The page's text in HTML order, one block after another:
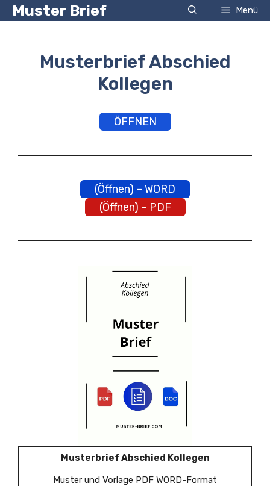
Zum
InhaltMuster Brief Menü
Musterbrief Abschied
Kollegen
ÖFFNEN
(Öffnen) – WORD
(Öffnen) – PDF
Musterbrief Abschied Kollegen
Muster und Vorlage PDF WORD-Format